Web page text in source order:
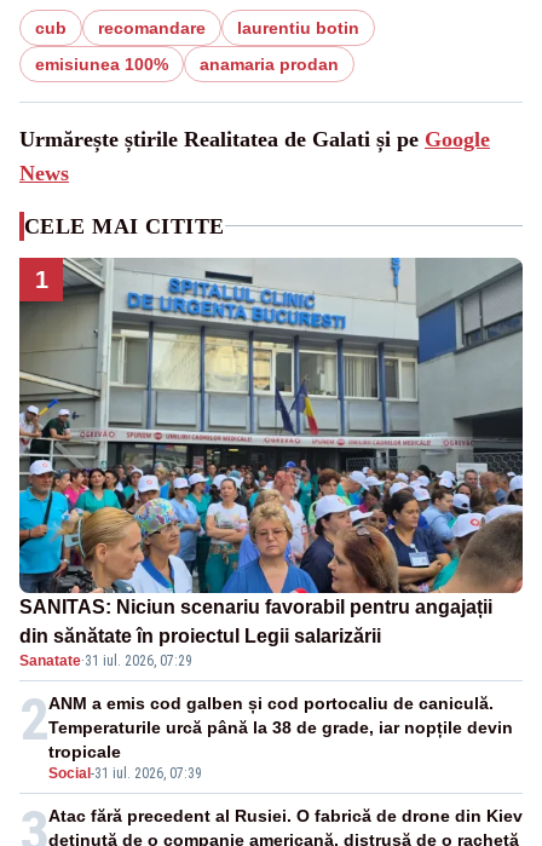
cub recomandare
laurentiu botin
emisiunea 100%
anamaria prodan
Urmărește știrile Realitatea de Galati și pe Google
News
CELE MAI CITITE
1
SANITAS: Niciun scenariu favorabil pentru angajații
din sănătate în proiectul Legii salarizării
Sanatate·31 iul. 2026, 07:29
2
Social -31 iul. 2026, 07:39
ANM a emis cod galben și cod portocaliu de caniculă.
Temperaturile urcă până la 38 de grade, iar nopțile devin
tropicale
3Atac fără precedent al Rusiei. O fabrică de drone din Kiev
deținută de o companie americană, distrusă de o rachetă